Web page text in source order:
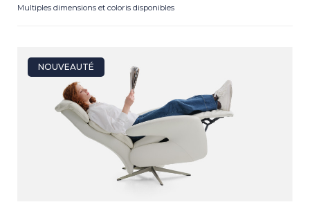
Multiples dimensions et coloris disponibles
NOUVEAUTÉ